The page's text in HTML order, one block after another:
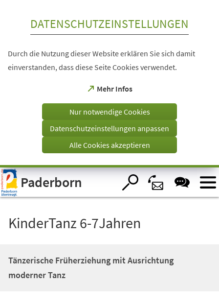
Visuelle
Assistenzsoftware
öffnen.
DATENSCHUTZEINSTELLUNGEN
Durch die Nutzung dieser Website erklären Sie sich damit
einverstanden, dass diese Seite Cookies verwendet.
Mehr Infos
(Öffnet
einem
Tab)
Nur notwendige Cookies
Datenschutzeinstellungen anpassen
Alle Cookies akzeptieren
Paderborn
KinderTanz 6-7Jahren
Tänzerische Früherziehung mit Ausrichtung
moderner Tanz